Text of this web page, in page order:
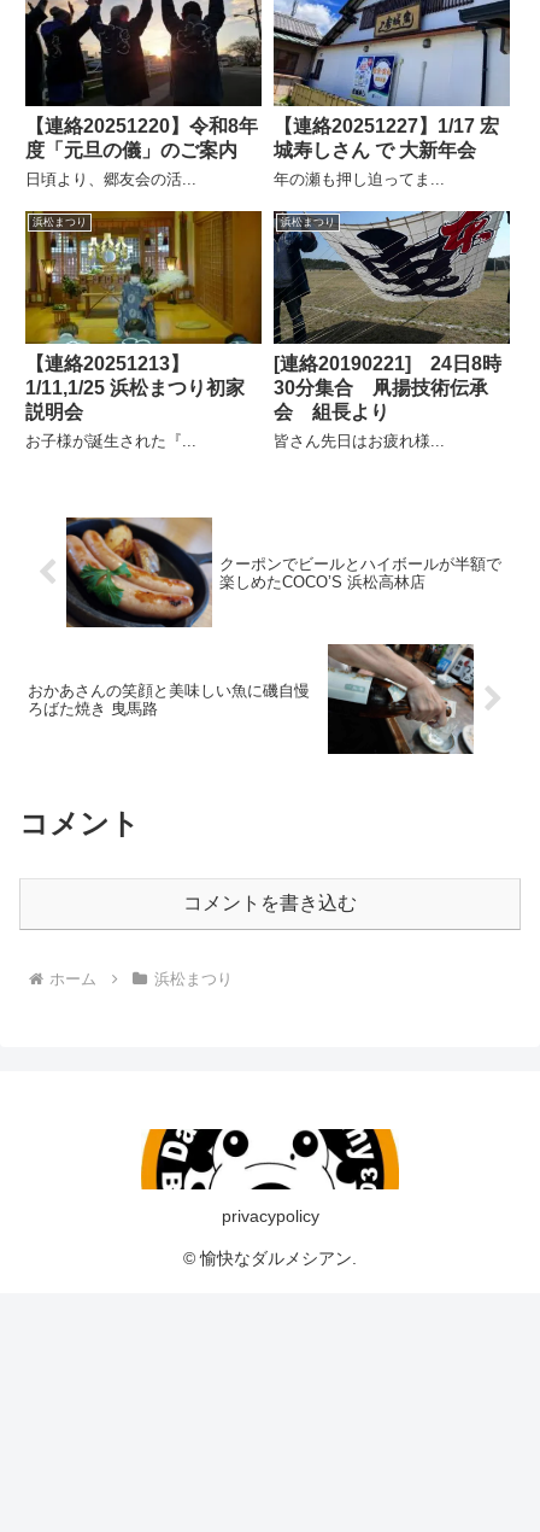
【連絡20251220】令和8年
度「元旦の儀」のご案内
日頃より、郷友会の活...
【連絡20251227】1/17 宏
城寿しさん で 大新年会
年の瀬も押し迫ってま...
浜松まつり
【連絡20251213】
1/11,1/25 浜松まつり初家
説明会
お子様が誕生された『...
浜松まつり
[連絡20190221] 24日8時
30分集合 凧揚技術伝承
会 組長より
皆さん先日はお疲れ様...
クーポンでビールとハイボールが半額で
楽しめたCOCO’S 浜松高林店
おかあさんの笑顔と美味しい魚に磯自慢
ろばた焼き 曳馬路
コメント
コメントを書き込む
ホーム 浜松まつり
privacypolicy
© 愉快なダルメシアン.